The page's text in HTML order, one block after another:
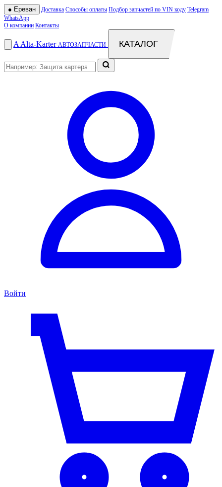
● Ереван Доставка Способы оплаты Подбор запчастей по VIN коду Telegram
WhatsApp
О компании Контакты
A Alta-Karter АВТОЗАПЧАСТИ КАТАЛОГ
Войти